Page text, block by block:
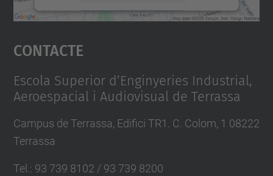
Accepta
powered by
Contacte
Escola Superior d’Enginyeries Industrial,
Aeroespacial i Audiovisual de Terrassa
Campus de Terrassa, Edifici TR1. C. Colom, 1 08222
Terrassa
Tel.: 93 739 8102 / 93 739 8200